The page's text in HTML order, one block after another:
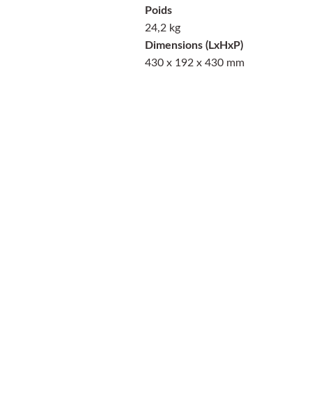
Poids
24,2 kg
Dimensions (LxHxP)
430 x 192 x 430 mm